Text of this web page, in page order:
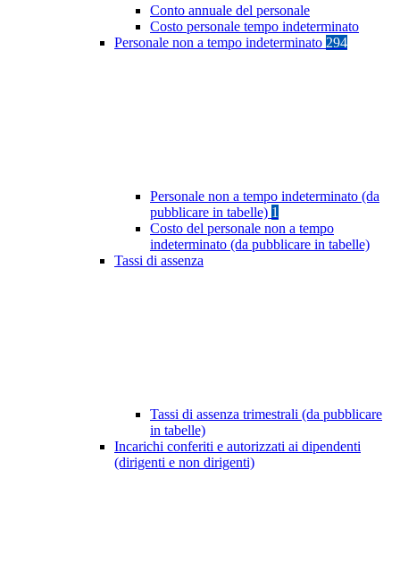
Conto annuale del personale
Costo personale tempo indeterminato
Personale non a tempo indeterminato 294
Personale non a tempo indeterminato (da
pubblicare in tabelle) 1
Costo del personale non a tempo
indeterminato (da pubblicare in tabelle)
Tassi di assenza
Tassi di assenza trimestrali (da pubblicare
in tabelle)
Incarichi conferiti e autorizzati ai dipendenti
(dirigenti e non dirigenti)